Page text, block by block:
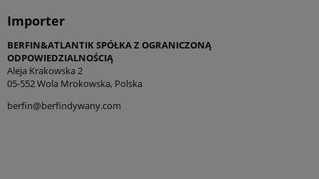
Importer
BERFIN&ATLANTIK SPÓŁKA Z OGRANICZONĄ
ODPOWIEDZIALNOŚCIĄ
Aleja Krakowska 2
05-552 Wola Mrokowska, Polska
berfin@berfindywany.com